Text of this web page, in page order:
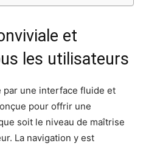
et
les utilisateurs
une interface fluide et
pour offrir une
soit le niveau de maîtrise
La navigation y est